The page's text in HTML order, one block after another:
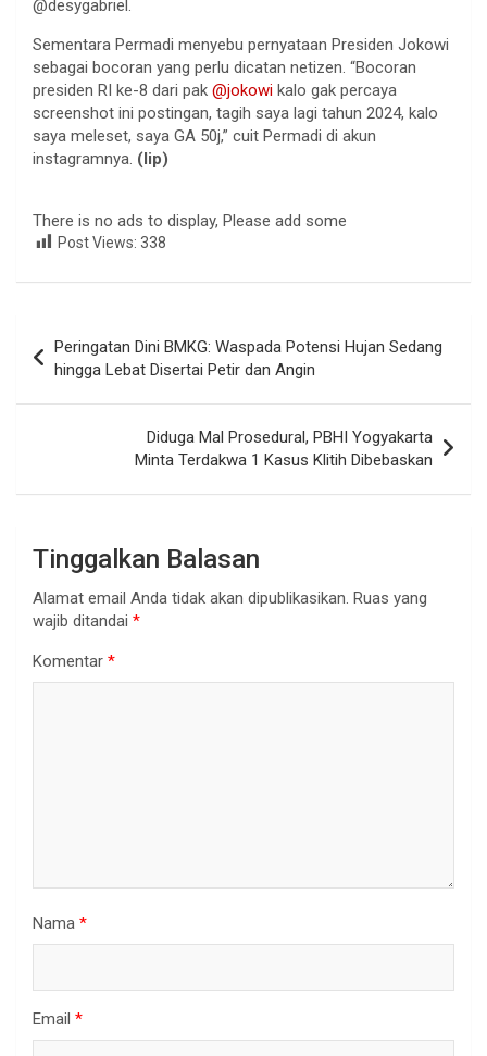
@desygabriel.
Sementara Permadi menyebu pernyataan Presiden Jokowi
sebagai bocoran yang perlu dicatan netizen. “Bocoran
presiden RI ke-8 dari pak @jokowi kalo gak percaya
screenshot ini postingan, tagih saya lagi tahun 2024, kalo
saya meleset, saya GA 50j,” cuit Permadi di akun
instagramnya. (lip)
There is no ads to display, Please add some
Post Views: 338
pos
Peringatan Dini BMKG: Waspada Potensi Hujan Sedang
hingga Lebat Disertai Petir dan Angin
Diduga Mal Prosedural, PBHI Yogyakarta
Minta Terdakwa 1 Kasus Klitih Dibebaskan
Tinggalkan Balasan
Alamat email Anda tidak akan dipublikasikan. Ruas yang
wajib ditandai *
Komentar *
Nama *
Email *